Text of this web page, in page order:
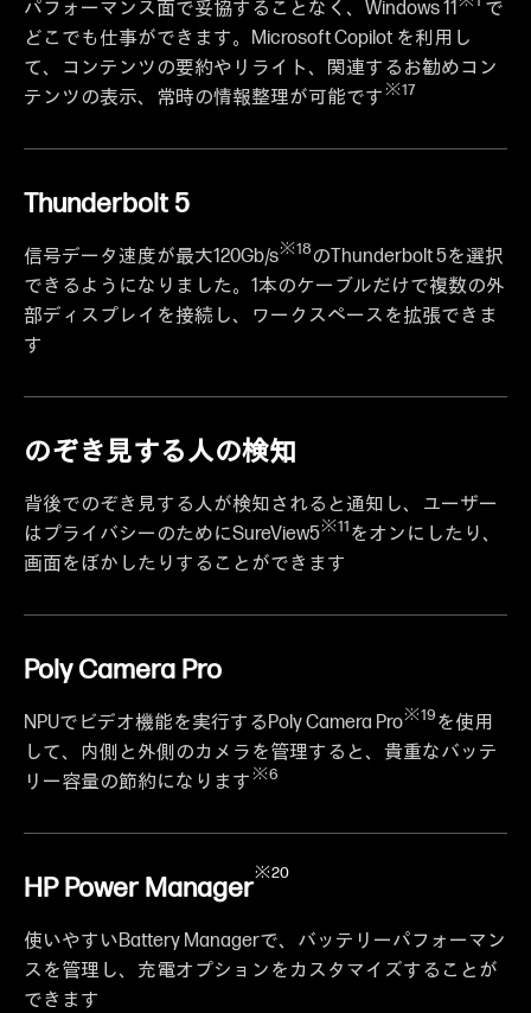
パフォーマンス面で妥協することなく、Windows 11
で
どこでも仕事ができます。Microsoft Copilot を利用し
て、コンテンツの要約やリライト、関連するお勧めコン
テンツの表示、常時の情報整理が可能です※17
Thunderbolt 5
信号データ速度が最大120Gb/s※18のThunderbolt 5を選択
できるようになりました。1本のケーブルだけで複数の外
部ディスプレイを接続し、ワークスペースを拡張できま
す
のぞき見する人の検知
背後でのぞき見する人が検知されると通知し、ユーザー
はプライバシーのためにSureView5※11をオンにしたり、
画面をぼかしたりすることができます
Poly Camera Pro
NPUでビデオ機能を実行するPoly Camera Pro※19を使用
して、内側と外側のカメラを管理すると、貴重なバッテ
リー容量の節約になります※6
HP Power Manager※20
使いやすいBattery Managerで、バッテリーパフォーマン
スを管理し、充電オプションをカスタマイズすることが
できます